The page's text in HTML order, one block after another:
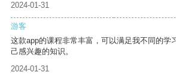
2024-01-31
游客
这款app的课程非常丰富，可以满足我不同的学
己感兴趣的知识。
2024-01-31